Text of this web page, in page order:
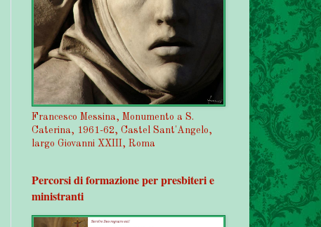
Francesco Messina, Monumento a S.
Caterina, 1961-62, Castel Sant'Angelo,
largo Giovanni XXIII, Roma
Percorsi di formazione per presbiteri e
ministranti